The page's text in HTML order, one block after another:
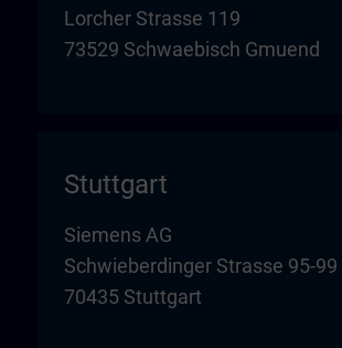
Lorcher Strasse 119
73529 Schwaebisch Gmuend
Stuttgart
Siemens AG
Schwieberdinger Strasse 95-99
70435 Stuttgart